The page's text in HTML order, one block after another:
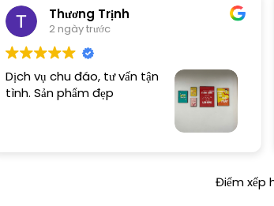
Thương Trịnh
2 ngày trước
Dịch vụ chu đáo, tư vấn tận
tình. Sản phẩm đẹp
Điểm xếp